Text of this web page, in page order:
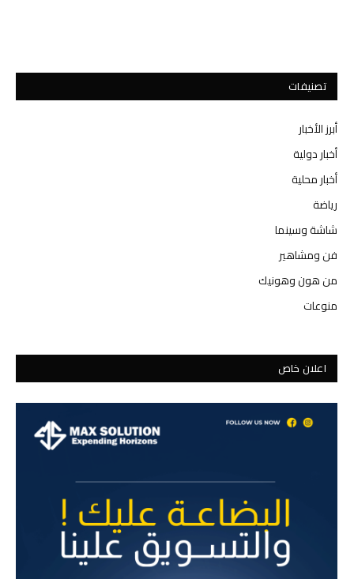
تصنيفات
أبرز الأخبار
أخبار دولية
أخبار محلية
رياضة
شاشة وسينما
فن ومشاهير
من هون وهونيك
منوعات
اعلان خاص